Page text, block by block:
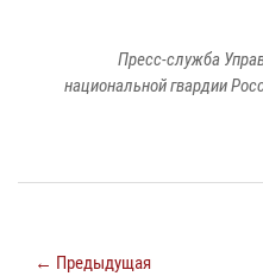
Пресс-служба
национальной гвардии
← Предыдущая